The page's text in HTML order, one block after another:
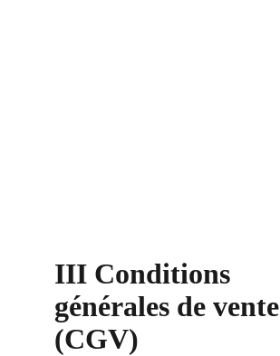
III Conditions
générales de vente
(CGV)